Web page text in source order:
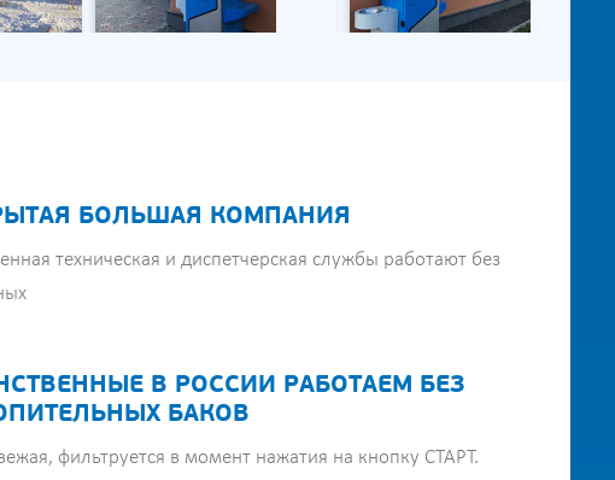
БОЛЬШАЯ КОМПАНИЯ
техническая и диспетчерская службы работают без
В РОССИИ РАБОТАЕМ БЕЗ
БАКОВ
фильтруется в момент нажатия на кнопку СТАРТ.